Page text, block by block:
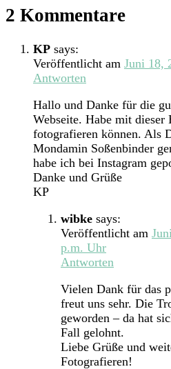
2 Kommentare
KP says:
Veröffentlicht am Juni 18,
Antworten
Hallo und Danke für die
Webseite. Habe mit
fotografieren können. Als
Mondamin Soßenbinder
habe ich bei Instagram
Danke und Grüße
KP
wibke says:
Veröffentlicht am
p.m. Uhr
Antworten
Vielen Dank für das
freut uns sehr. Die
geworden – da hat
Fall gelohnt.
Liebe Grüße und
Fotografieren!